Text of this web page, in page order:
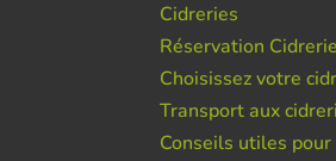
Cidreries
Réservation Cidrerie
Choisissez votre
Transport aux
Conseils utiles